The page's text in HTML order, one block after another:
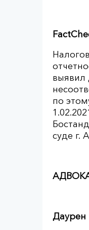
выявил
по
суде г.
Даурен